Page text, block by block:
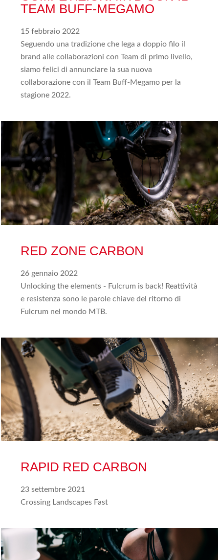
TEAM BUFF-MEGAMO
15 febbraio 2022
Seguendo una tradizione che lega a doppio filo il
brand alle collaborazioni con Team di primo livello,
siamo felici di annunciare la sua nuova
collaborazione con il Team Buff-Megamo per la
stagione 2022.
RED ZONE CARBON
26 gennaio 2022
Unlocking the elements - Fulcrum is back! Reattività
e resistenza sono le parole chiave del ritorno di
Fulcrum nel mondo MTB.
RAPID RED CARBON
23 settembre 2021
Crossing Landscapes Fast